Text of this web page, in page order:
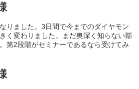
りました。3日間で今までのダイヤモン
く変わりました。まだ奥深く知らない部
第2段階がセミナーであるなら受けてみ